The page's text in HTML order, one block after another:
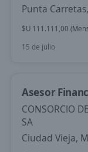
Punta
$U 111.111,00
15 de julio
Asesor
CONSORCIO
SA
Ciudad Vieja,